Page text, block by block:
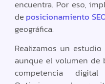
encuentra. Por eso,
deposicionamiento
geográfica.
Realizamos un
aunque el volumen de
competencia digital